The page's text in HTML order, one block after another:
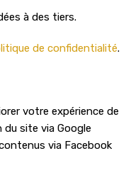
à des tiers.
de confidentialité.
votre expérience de
site via Google
via Facebook